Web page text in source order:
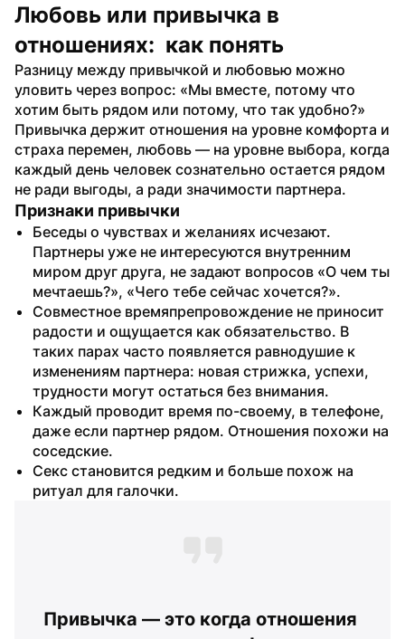
Любовь или привычка в
отношениях:  как понять
Разницу между привычкой и любовью можно
уловить через вопрос: «Мы вместе, потому что
хотим быть рядом или потому, что так удобно?»
Привычка держит отношения на уровне комфорта и
страха перемен, любовь — на уровне выбора, когда
каждый день человек сознательно остается рядом
не ради выгоды, а ради значимости партнера.
Признаки привычки
Беседы о чувствах и желаниях исчезают.
Партнеры уже не интересуются внутренним
миром друг друга, не задают вопросов «О чем ты
мечтаешь?», «Чего тебе сейчас хочется?».
Совместное времяпрепровождение не приносит
радости и ощущается как обязательство. В
таких парах часто появляется равнодушие к
изменениям партнера: новая стрижка, успехи,
трудности могут остаться без внимания.
Каждый проводит время по-своему, в телефоне,
даже если партнер рядом. Отношения похожи на
соседские.
Секс становится редким и больше похож на
ритуал для галочки.
Привычка — это когда отношения